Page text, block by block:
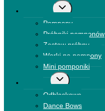
Przełącz
menu
podrzędne
Pompony
Próbniki pomponów
Zestaw próbny
Worki na pompony
Mini pomponiki
Przełącz
podrzędne
Odblaskowe
Dance Bows